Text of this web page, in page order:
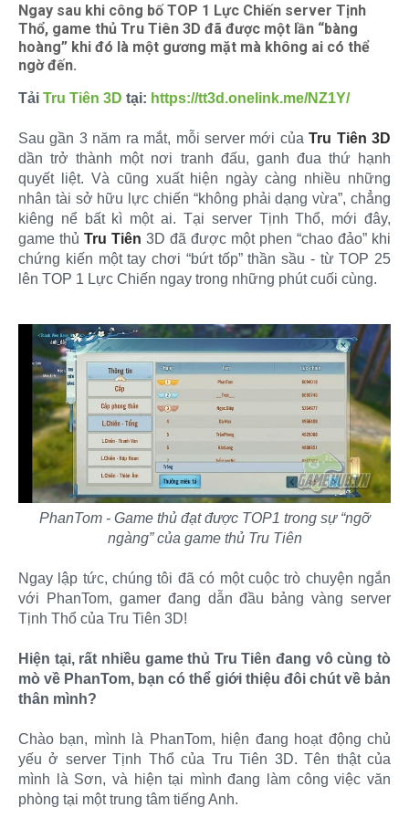
Ngay sau khi công bố TOP 1 Lực Chiến server Tịnh
Thổ, game thủ Tru Tiên 3D đã được một lần “bàng
hoàng” khi đó là một gương mặt mà không ai có thể
ngờ đến.
Tải Tru Tiên 3D tại: https://tt3d.onelink.me/NZ1Y/
Sau gần 3 năm ra mắt, mỗi server mới củaTru Tiên 3D
dần trở thành một nơi tranh đấu, ganh đua thứ hạnh
quyết liệt. Và cũng xuất hiện ngày càng nhiều những
nhân tài sở hữu lực chiến “không phải dạng vừa”, chẳng
kiêng nể bất kì một ai. Tại server Tịnh Thổ, mới đây,
game thủ Tru Tiên 3D đã được một phen “chao đảo” khi
chứng kiến một tay chơi “bứt tốp” thần sầu - từ TOP 25
lên TOP 1 Lực Chiến ngay trong những phút cuối cùng.
PhanTom - Game thủ đạt được TOP1 trong sự “ngỡ
ngàng” của game thủ Tru Tiên
Ngay lập tức, chúng tôi đã có một cuộc trò chuyện ngắn
với PhanTom, gamer đang dẫn đầu bảng vàng server
Tịnh Thổ của Tru Tiên 3D!
Hiện tại, rất nhiều game thủ Tru Tiên đang vô cùng tò
mò về PhanTom, bạn có thể giới thiệu đôi chút về bản
thân mình?
Chào bạn, mình là PhanTom, hiện đang hoạt động chủ
yếu ở server Tịnh Thổ của Tru Tiên 3D. Tên thật của
mình là Sơn, và hiện tại mình đang làm công việc văn
phòng tại một trung tâm tiếng Anh.